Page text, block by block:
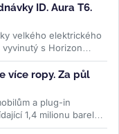
ID. Aura T6.
velkého elektrického
vyvinutý s Horizon
více ropy. Za půl
a plug-in
1,4 milionu barelů